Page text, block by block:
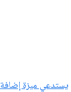
يستدعي ميزة إضافة